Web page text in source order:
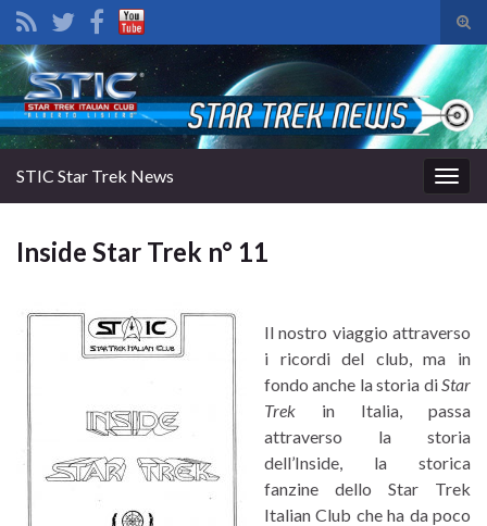
il
di
Search for:
la
STIC Star Trek News
Inside Star Trek n° 11
Il nostro viaggio attraverso
i ricordi del club, ma in
fondo anche la storia di Star
Trek in Italia, passa
attraverso la storia
dell’Inside, la storica
fanzine dello Star Trek
Italian Club che ha da poco